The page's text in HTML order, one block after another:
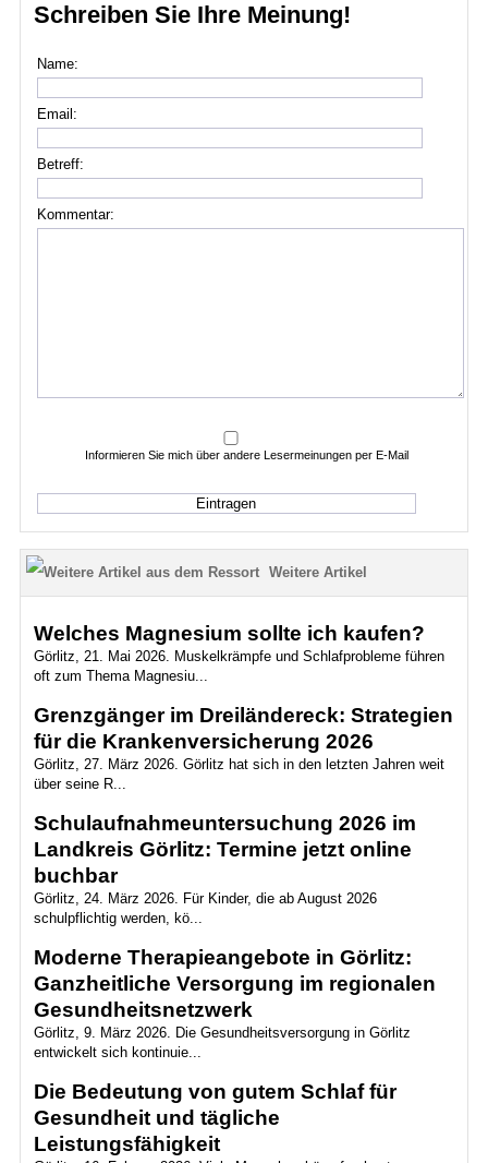
Schreiben Sie Ihre Meinung!
Name:
Email:
Betreff:
Kommentar:
Informieren Sie mich über andere Lesermeinungen per E-Mail
Weitere Artikel
Welches Magnesium sollte ich kaufen?
Görlitz, 21. Mai 2026. Muskelkrämpfe und Schlafprobleme führen
oft zum Thema Magnesiu...
Grenzgänger im Dreiländereck: Strategien
für die Krankenversicherung 2026
Görlitz, 27. März 2026. Görlitz hat sich in den letzten Jahren weit
über seine R...
Schulaufnahmeuntersuchung 2026 im
Landkreis Görlitz: Termine jetzt online
buchbar
Görlitz, 24. März 2026. Für Kinder, die ab August 2026
schulpflichtig werden, kö...
Moderne Therapieangebote in Görlitz:
Ganzheitliche Versorgung im regionalen
Gesundheitsnetzwerk
Görlitz, 9. März 2026. Die Gesundheitsversorgung in Görlitz
entwickelt sich kontinuie...
Die Bedeutung von gutem Schlaf für
Gesundheit und tägliche
Leistungsfähigkeit